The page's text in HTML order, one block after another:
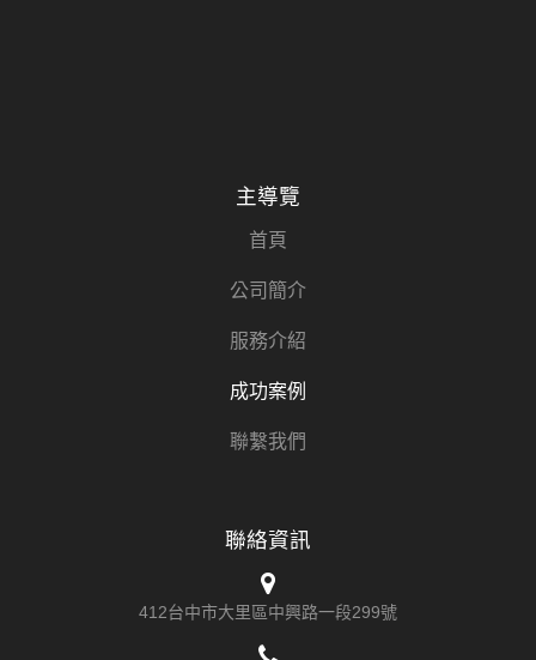
主導覽
首頁
公司簡介
服務介紹
成功案例
聯繫我們
聯絡資訊
412台中市大里區中興路一段299號